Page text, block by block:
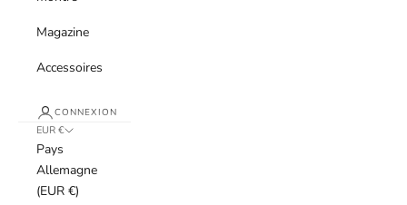
Magazine
Accessoires
CONNEXION
EUR €
Pays
Allemagne
(EUR €)